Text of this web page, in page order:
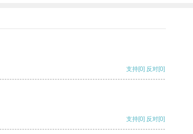
支持[0] 反对[0]
支持[0] 反对[0]